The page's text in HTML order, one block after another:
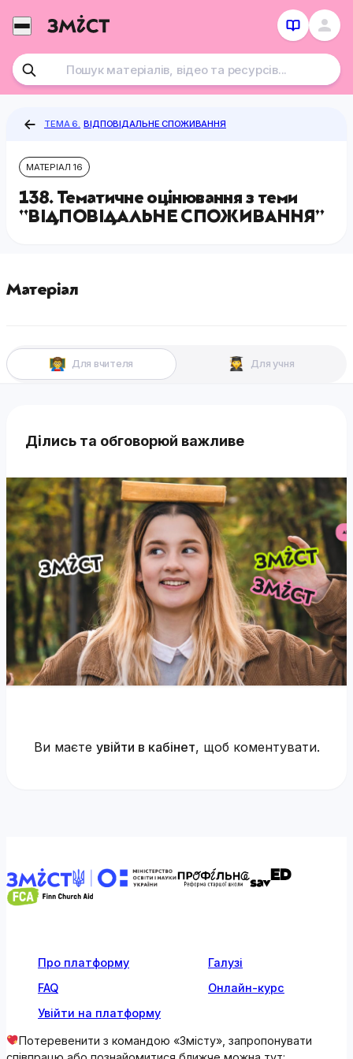
Перейти
до
ТЕМА 6. ВІДПОВІДАЛЬНЕ СПОЖИВАННЯ
МАТЕРІАЛ 16
138. Тематичне оцінювання з теми
“ВІДПОВІДАЛЬНЕ СПОЖИВАННЯ”
Матеріал
Для вчителя Для учня
Ділись та обговорюй важливе
Ви маєте увійти в кабінет, щоб коментувати.
Про платформу
Галузі
FAQ
Онлайн-курс
Увійти на платформу
Потеревенити з командою «Змісту», запропонувати